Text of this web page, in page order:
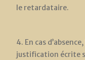
le retardataire.
4. En cas
justification écrite